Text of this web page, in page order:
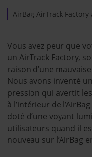
AirBag AirTrack
Vous avez peur que
un AirTrack Factory,
raison d’une
Nous avons inventé
pression qui avertit
à l’intérieur de
doté d’une voyant
utilisateurs quand il
nouveau sur l’AirBag